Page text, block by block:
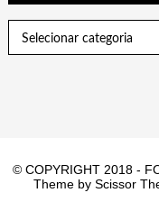
© COPYRIGHT 2018 -
Theme by Scissor